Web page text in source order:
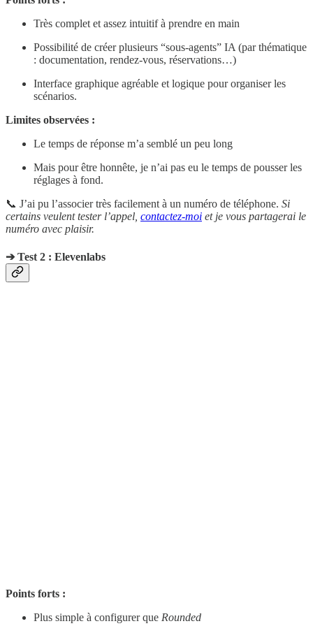
Très complet et assez intuitif à prendre en main
Possibilité de créer plusieurs “sous-agents” IA (par thématique
: documentation, rendez-vous, réservations…)
Interface graphique agréable et logique pour organiser les
scénarios.
Limites observées :
Le temps de réponse m’a semblé un peu long
Mais pour être honnête, je n’ai pas eu le temps de pousser les
réglages à fond.
📞 J’ai pu l’associer très facilement à un numéro de téléphone. Si
certains veulent tester l’appel, contactez-moi et je vous partagerai le
numéro avec plaisir.
➔ Test 2 : Elevenlabs
Points forts :
Plus simple à configurer que Rounded